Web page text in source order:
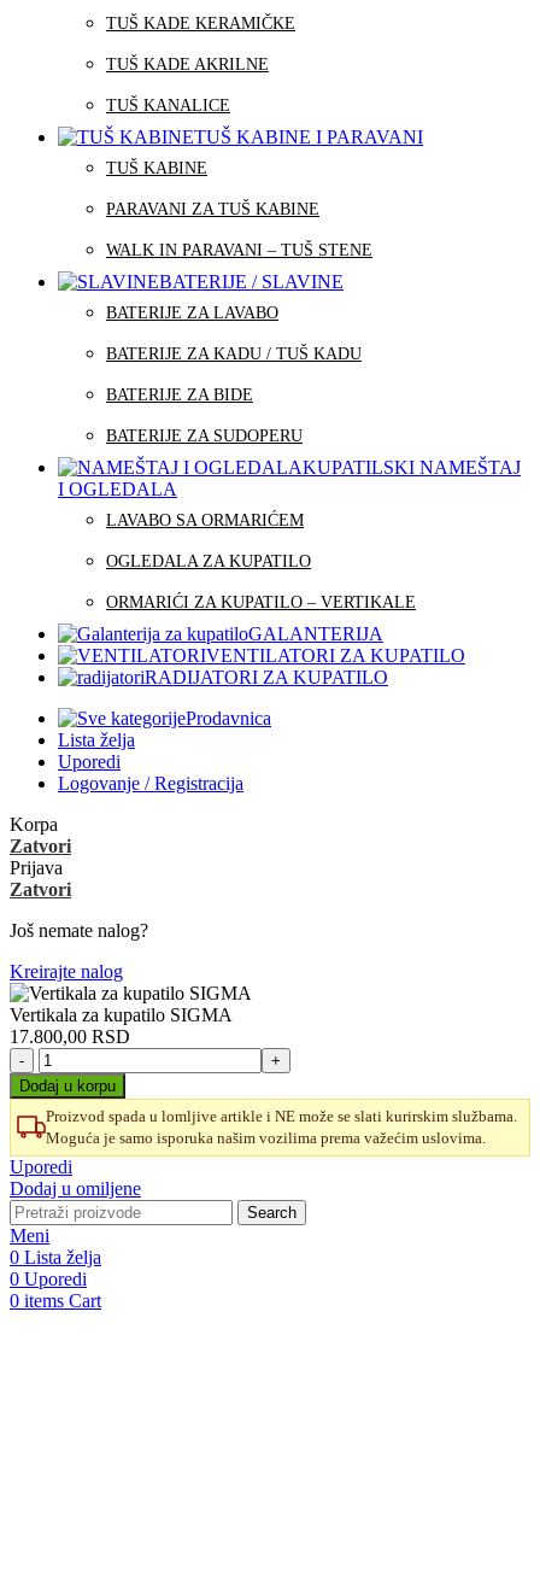
TUŠ KADE KERAMIČKE
TUŠ KADE AKRILNE
TUŠ KANALICE
TUŠ KABINE I PARAVANI
TUŠ KABINE
PARAVANI ZA TUŠ KABINE
WALK IN PARAVANI – TUŠ STENE
BATERIJE / SLAVINE
BATERIJE ZA LAVABO
BATERIJE ZA KADU / TUŠ KADU
BATERIJE ZA BIDE
BATERIJE ZA SUDOPERU
KUPATILSKI NAMEŠTAJ
I OGLEDALA
LAVABO SA ORMARIĆEM
OGLEDALA ZA KUPATILO
ORMARIĆI ZA KUPATILO – VERTIKALE
GALANTERIJA
VENTILATORI ZA KUPATILO
RADIJATORI ZA KUPATILO
Prodavnica
Lista želja
Uporedi
Logovanje / Registracija
Korpa
Zatvori
Prijava
Zatvori
Još nemate nalog?
Kreirajte nalog
Vertikala za kupatilo SIGMA
17.800,00 RSD
Vertikala
za
kupatilo
SIGMA
količina
Dodaj u korpu
Proizvod spada u lomljive artikle i NE može se slati kurirskim službama.
Moguća je samo isporuka našim vozilima prema važećim uslovima.
Uporedi
Dodaj u omiljene
Search
Meni
0 Lista želja
0 Uporedi
0 items Cart